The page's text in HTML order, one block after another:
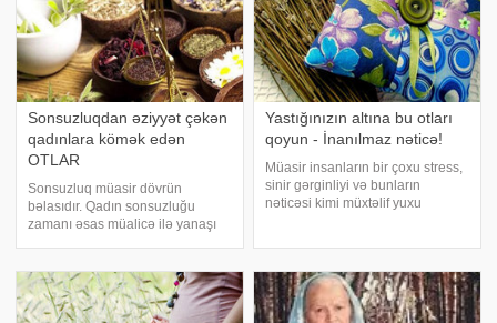
Sonsuzluqdan əziyyət çəkən
qadınlara kömək edən
OTLAR
Sonsuzluq müasir dövrün
bəlasıdır. Qadın sonsuzluğu
zamanı əsas müalicə ilə yanaşı
fitoterapevt (otlarla müalicə edən
mütəxəssis) L.Kozırevanın bəzi
tövsiyələrin
Yastığınızın altına bu otları
qoyun - İnanılmaz nəticə!
Müasir insanların bir çoxu stress,
sinir gərginliyi və bunların
nəticəsi kimi müxtəlif yuxu
istinadən bu vasitəni təqdim edir